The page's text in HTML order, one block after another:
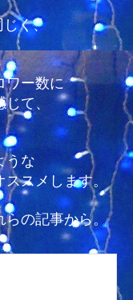
く、
ワー数に
て、
うな
スメします。
らの記事から。